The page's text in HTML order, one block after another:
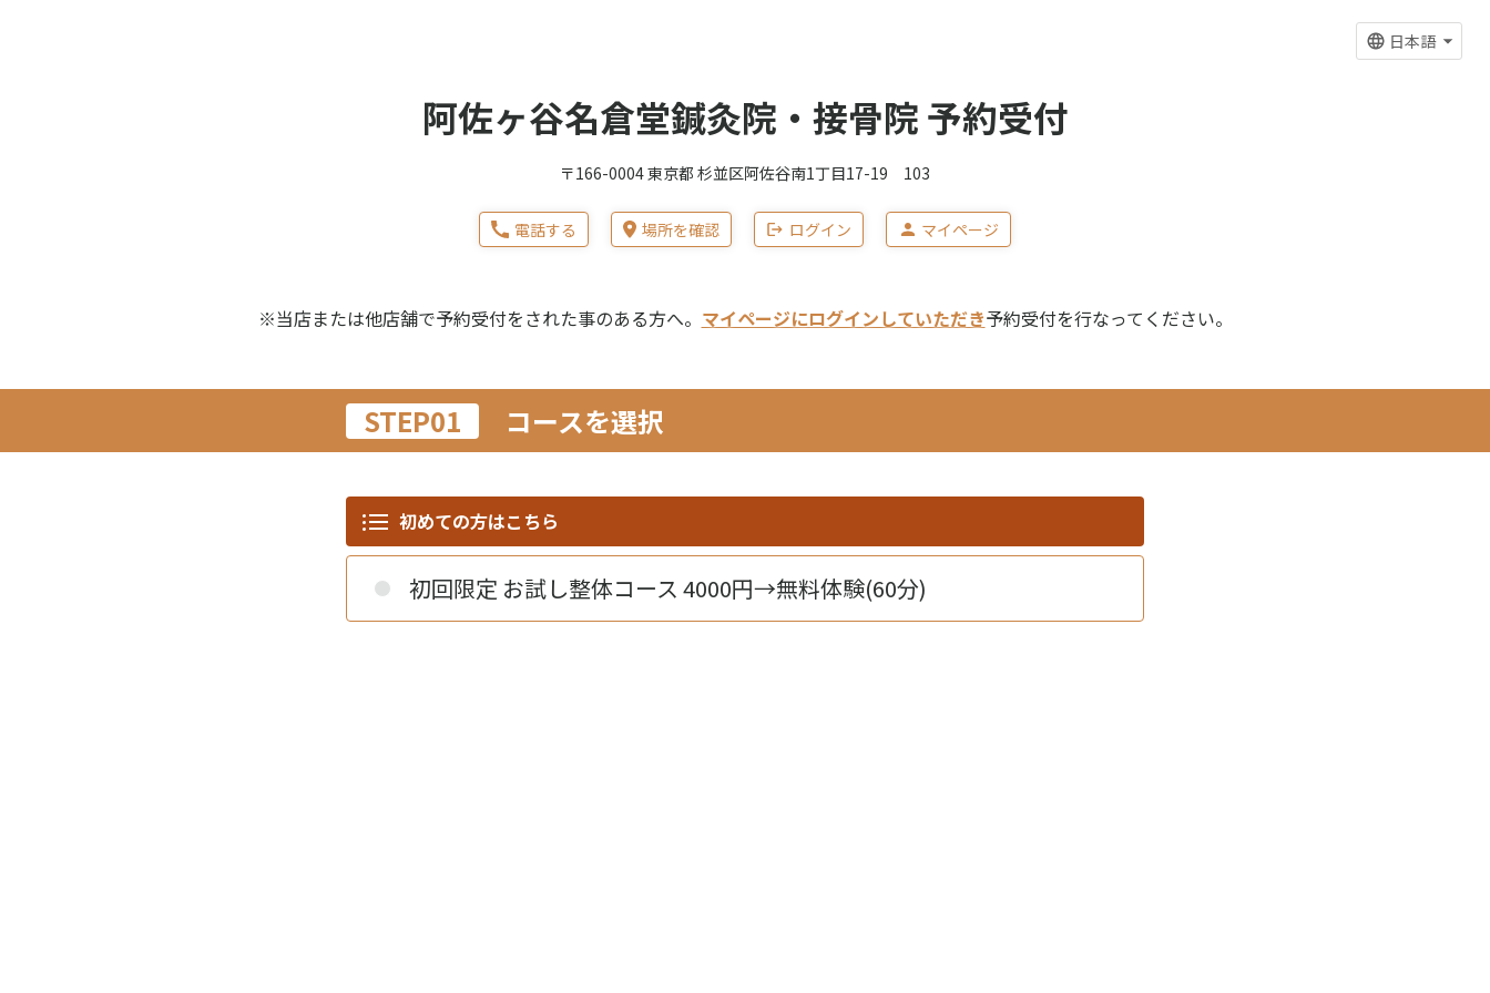
日本語
阿佐ヶ谷名倉堂鍼灸院・接骨院 予約受付
〒166-0004 東京都 杉並区阿佐谷南1丁目17-19 103
電話する 場所を確認 ログイン マイページ
※当店または他店舗で予約受付をされた事のある方へ。 マイページにログインしていただき予約受付を行なってください。
STEP01 コースを選択
初めての方はこちら
初回限定 お試し整体コース 4000円→無料体験(60分)